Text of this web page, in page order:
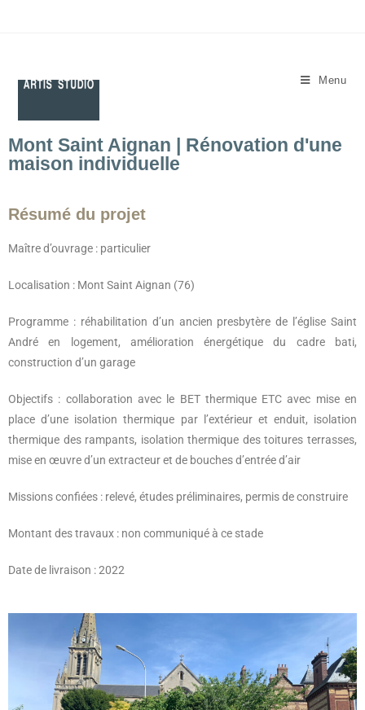
Menu
Mont Saint Aignan | Rénovation d'une
maison individuelle
Résumé du projet
Maître d’ouvrage : particulier
Localisation : Mont Saint Aignan (76)
Programme : réhabilitation d’un ancien presbytère de l’église Saint
André en logement, amélioration énergétique du cadre bati,
construction d’un garage
Objectifs : collaboration avec le BET thermique ETC avec mise en
place d’une isolation thermique par l’extérieur et enduit, isolation
thermique des rampants, isolation thermique des toitures terrasses,
mise en œuvre d’un extracteur et de bouches d’entrée d’air
Missions confiées : relevé, études préliminaires, permis de construire
Montant des travaux : non communiqué à ce stade
Date de livraison : 2022